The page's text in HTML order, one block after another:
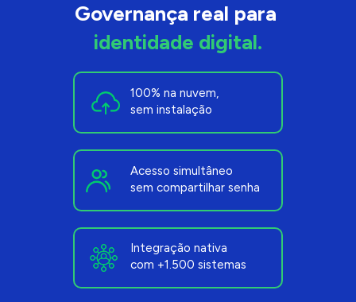
identidade digital.
Acesso simultâneo
sem compartilhar senha
100% na nuvem,
sem instalação
Integração nativa
com +1.500 sistemas